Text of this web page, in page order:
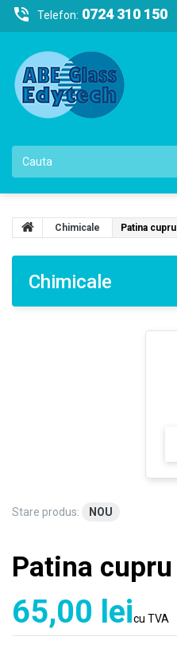
Telefon: 0724 310 150
Chimicale Patina cupru
Chimicale
Stare produs: NOU
Patina cupru
65,00 leicu TVA